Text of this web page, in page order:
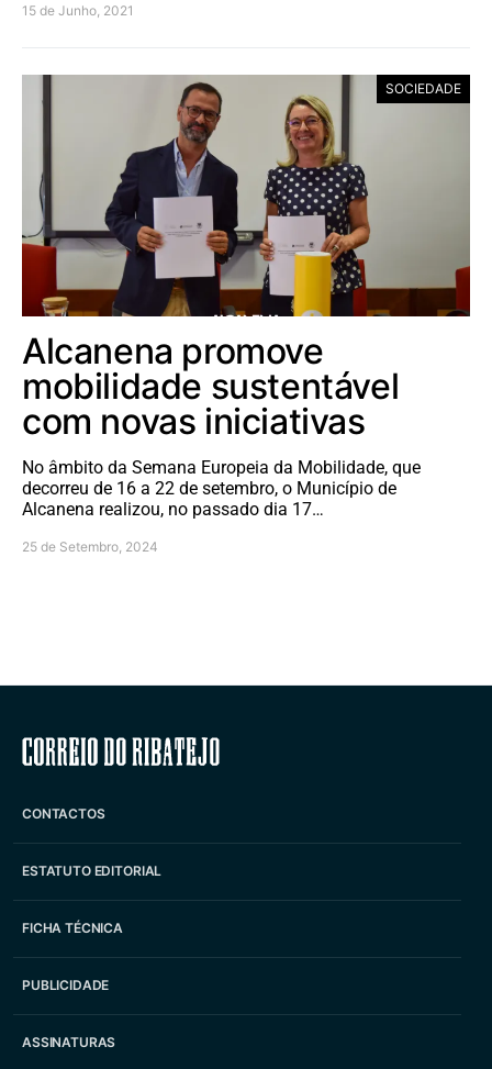
15 de Junho, 2021
SOCIEDADE
Alcanena promove
mobilidade sustentável
com novas iniciativas
No âmbito da Semana Europeia da Mobilidade, que
decorreu de 16 a 22 de setembro, o Município de
Alcanena realizou, no passado dia 17…
25 de Setembro, 2024
Correio do Ribatejo
CONTACTOS
ESTATUTO EDITORIAL
FICHA TÉCNICA
PUBLICIDADE
ASSINATURAS